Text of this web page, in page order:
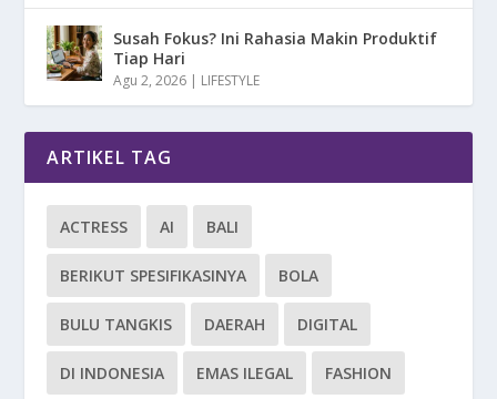
Susah Fokus? Ini Rahasia Makin Produktif
Tiap Hari
Agu 2, 2026 | LIFESTYLE
ARTIKEL TAG
ACTRESS AI BALI
BERIKUT SPESIFIKASINYA BOLA
BULU TANGKIS DAERAH DIGITAL
DI INDONESIA EMAS ILEGAL FASHION